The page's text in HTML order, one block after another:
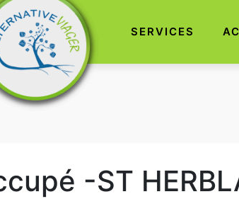
SERVICES
-ST